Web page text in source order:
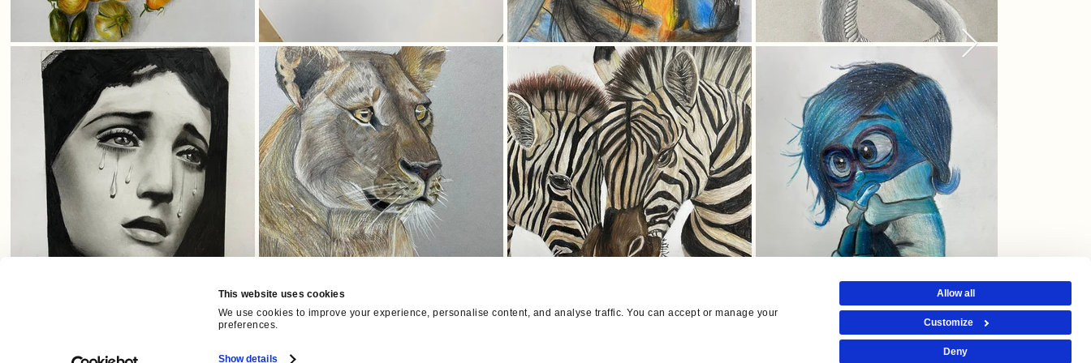
This website uses cookies
We use cookies to improve your experience, personalise content, and analyse traffic. You can accept or manage your
preferences.
Show details
Allow all
Customize
Deny